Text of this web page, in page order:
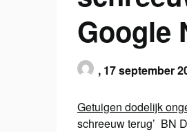
Google
, 17 september
Getuigen dodelijk
schreeuw terug’ BN